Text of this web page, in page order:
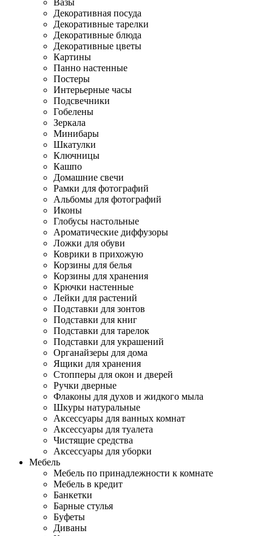
Вазы
Декоративная посуда
Декоративные тарелки
Декоративные блюда
Декоративные цветы
Картины
Панно настенные
Постеры
Интерьерные часы
Подсвечники
Гобелены
Зеркала
Минибары
Шкатулки
Ключницы
Кашпо
Домашние свечи
Рамки для фотографий
Альбомы для фотографий
Иконы
Глобусы настольные
Ароматические диффузоры
Ложки для обуви
Коврики в прихожую
Корзины для белья
Корзины для хранения
Крючки настенные
Лейки для растений
Подставки для зонтов
Подставки для книг
Подставки для тарелок
Подставки для украшений
Органайзеры для дома
Ящики для хранения
Стопперы для окон и дверей
Ручки дверные
Флаконы для духов и жидкого мыла
Шкуры натуральные
Аксессуары для ванных комнат
Аксессуары для туалета
Чистящие средства
Аксессуары для уборки
Мебель
Мебель по принадлежности к комнате
Мебель в кредит
Банкетки
Барные стулья
Буфеты
Диваны